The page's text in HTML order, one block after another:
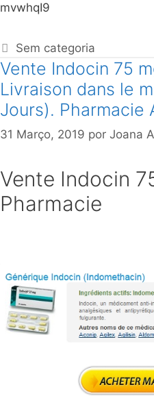
mvwhqI9
Sem categoria
Vente Indocin 75
Livraison dans le
Jours). Pharmacie
31 Março, 2019 por Joana
Vente Indocin
Pharmacie